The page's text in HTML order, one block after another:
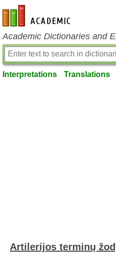
en-academic.com
Academic Dictionaries and
Interpretations Translations
Artilerijos terminų